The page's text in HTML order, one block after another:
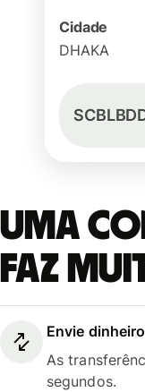
Cidade
DHAKA
Uma
faz
Envie
As
segundos.